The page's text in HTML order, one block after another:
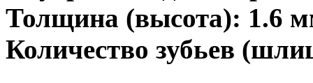
Толщина (высота): 1.6
Количество зубьев